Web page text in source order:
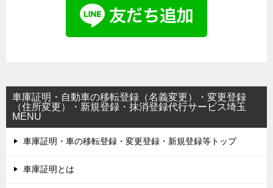
車庫証明・自動車の移転登録（名義変更）・変更登録
（住所変更）・新規登録・抹消登録代行サービス埼玉
MENU
車庫証明・車の移転登録・変更登録・新規登録等トップ
車庫証明とは